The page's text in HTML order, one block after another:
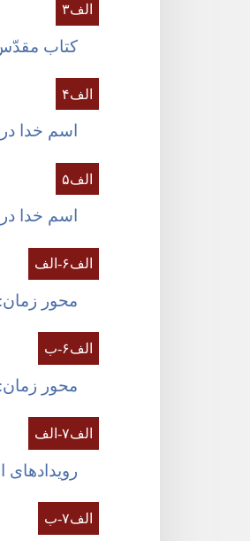
الف۳
کتاب
الف۴
اسم خدا
الف۵
اسم خدا
الف۶-‏الف
محور زمان:‏
الف۶-‏ب
محور زمان:‏
الف۷-‏الف
الف۷-‏ب